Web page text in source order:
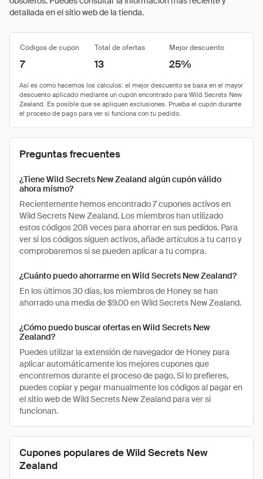
detallada en el sitio web de la tienda.
Códigos de cupón Total de ofertas Mejor descuento
7 13 25%
Preguntas frecuentes
¿Tiene Wild Secrets New Zealand algún cupón válido
ahora mismo?
Recientemente hemos encontrado 7 cupones activos en
Wild Secrets New Zealand. Los miembros han utilizado
estos códigos 208 veces para ahorrar en sus pedidos. Para
ver si los códigos siguen activos, añade artículos a tu carro y
comprobaremos si se pueden aplicar a tu compra.
¿Cuánto puedo ahorrarme en Wild Secrets New Zealand?
En los últimos 30 días, los miembros de Honey se han
ahorrado una media de $9.00 en Wild Secrets New Zealand.
¿Cómo puedo buscar ofertas en Wild Secrets New
Zealand?
Puedes utilizar la extensión de navegador de Honey para
aplicar automáticamente los mejores cupones que
encontremos durante el proceso de pago. Si lo prefieres,
puedes copiar y pegar manualmente los códigos al pagar en
el sitio web de Wild Secrets New Zealand para ver si
funcionan.
Cupones populares de Wild Secrets New
Zealand